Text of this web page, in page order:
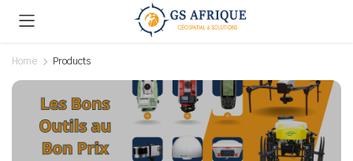
Home Products